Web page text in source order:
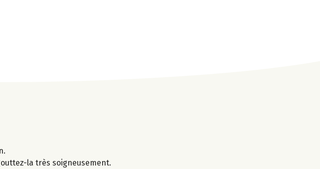
la très soigneusement.